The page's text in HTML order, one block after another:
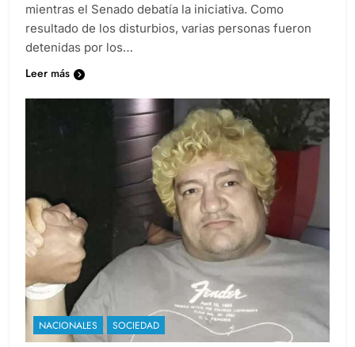
mientras el Senado debatía la iniciativa. Como
resultado de los disturbios, varias personas fueron
detenidas por los…
Leer más
NACIONALES SOCIEDAD